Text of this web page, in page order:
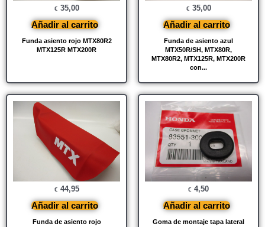
Funda asiento rojo MTX80R2
MTX125R MTX200R
€ 35,00
Añadir al carrito
Funda de asiento azul
MTX50R/SH, MTX80R,
MTX80R2, MTX125R, MTX200R
con...
€ 35,00
Añadir al carrito
Funda de asiento rojo
€ 44,95
Añadir al carrito
Goma de montaje tapa lateral
€ 4,50
Añadir al carrito